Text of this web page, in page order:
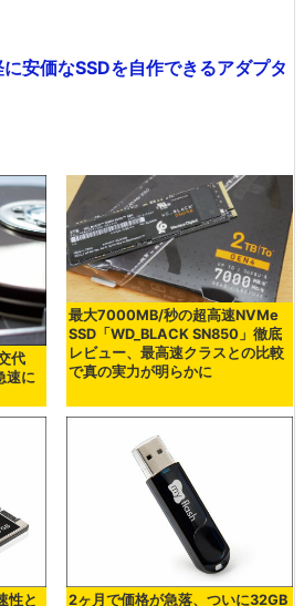
安価なSSDを自作できるアダプタ
代
速に
最大7000MB/秒の超高速NVMe
SSD「WD_BLACK SN850」徹底
レビュー、最高速クラスとの比較
で真の実力が明らかに
性と 2ヶ月で価格が急落、ついに32GB